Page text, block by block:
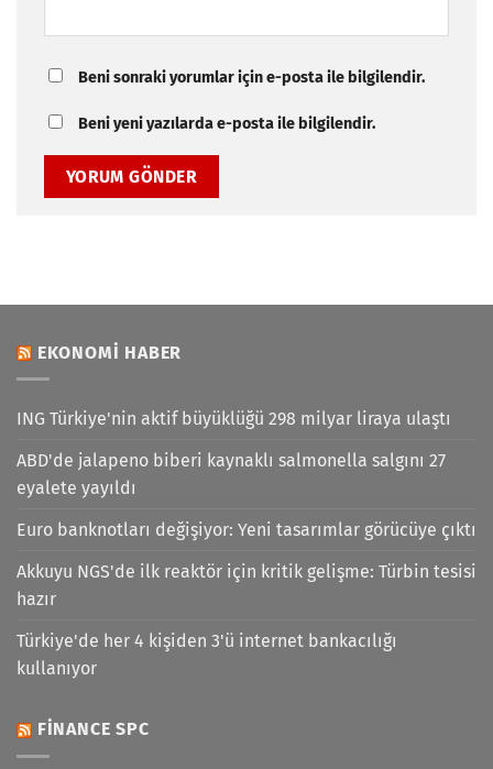
Beni sonraki yorumlar için e-posta ile bilgilendir.
Beni yeni yazılarda e-posta ile bilgilendir.
EKONOMI HABER
ING Türkiye'nin aktif büyüklüğü 298 milyar liraya ulaştı
ABD'de jalapeno biberi kaynaklı salmonella salgını 27
eyalete yayıldı
Euro banknotları değişiyor: Yeni tasarımlar görücüye çıktı
Akkuyu NGS'de ilk reaktör için kritik gelişme: Türbin tesisi
hazır
Türkiye'de her 4 kişiden 3'ü internet bankacılığı
kullanıyor
FINANCE SPC